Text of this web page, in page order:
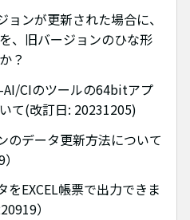
ンが更新された場合に、
、旧バージョンのひな形
？
AI/CIのツールの64bitアプ
て(改訂日: 20231205)
のデータ更新方法について
EXCEL帳票で出力できま
）